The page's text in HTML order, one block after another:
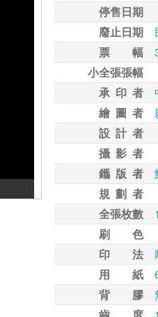
停售日期
廢止日期
票 幅
小全張張幅
承 印 者
繪 圖 者
設 計 者
攝 影 者
鑴 版 者
規 劃 者
全張枚數
刷 色
印 法
用 紙
背 膠